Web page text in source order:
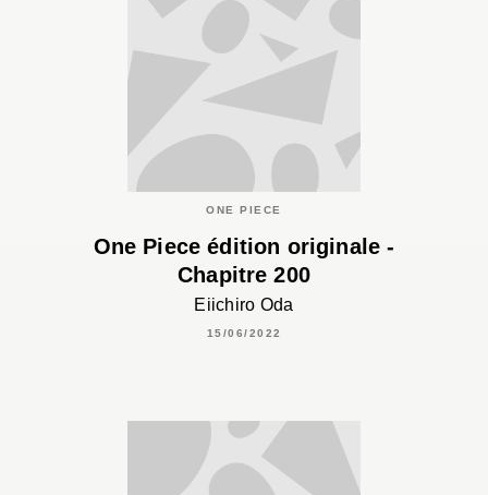
ONE PIECE
One Piece édition originale -
Chapitre 200
Eiichiro Oda
15/06/2022